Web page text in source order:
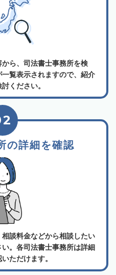
ら、司法書士事務所を検
覧表示されますので、紹介
ください。
の詳細を確認
談料金などから相談したい
。各司法書士事務所は詳細
ただけます。